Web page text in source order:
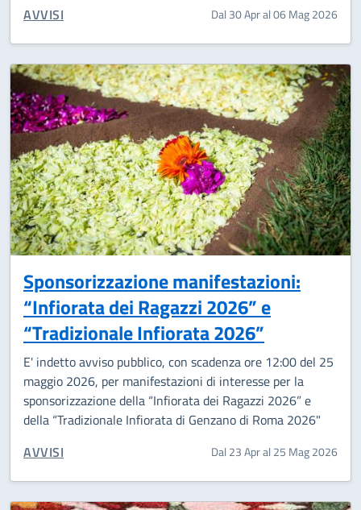
CATEGORIA CORRELATA:
AVVISI Dal 30 Apr al 06 Mag 2026
Sponsorizzazione manifestazioni:
“Infiorata dei Ragazzi 2026” e
“Tradizionale Infiorata 2026”
E' indetto avviso pubblico, con scadenza ore 12:00 del 25
maggio 2026, per manifestazioni di interesse per la
sponsorizzazione della “Infiorata dei Ragazzi 2026” e
della “Tradizionale Infiorata di Genzano di Roma 2026"
CATEGORIA CORRELATA:
AVVISI Dal 23 Apr al 25 Mag 2026